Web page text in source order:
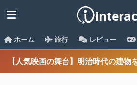
ホーム 旅行 レビュー
【人気映画の舞台】明治時代の建物